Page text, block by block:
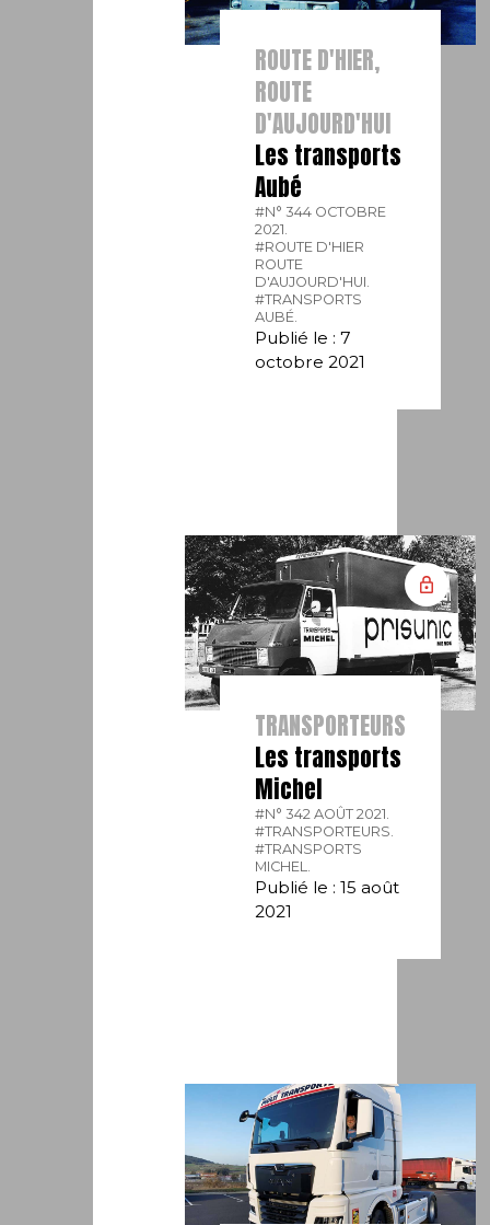
ROUTE D'HIER,
ROUTE
D'AUJOURD'HUI
Les transports
Aubé
#N° 344 OCTOBRE
2021.
#ROUTE D'HIER
ROUTE
D'AUJOURD'HUI.
#TRANSPORTS
AUBÉ.
Publié le : 7
octobre 2021
TRANSPORTEURS
Les transports
Michel
#N° 342 AOÛT 2021.
#TRANSPORTEURS.
#TRANSPORTS
MICHEL.
Publié le : 15 août
2021